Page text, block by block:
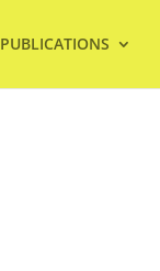
PUBLICATIONS